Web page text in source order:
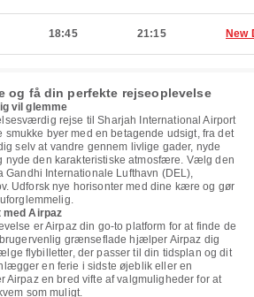
18:45 21:15 New
og få din perfekte rejseoplevelse
vil glemme
rejse til Sharjah International Airport
smukke byer med en betagende udsigt, fra det
selv at vandre gennem livlige gader, nyde
nyde den karakteristiske atmosfære. Vælg den
Gandhi Internationale Lufthavn (DEL),
Udforsk nye horisonter med dine kære og gør
med Airpaz
er Airpaz din go-to platform for at finde de
grænseflade hjælper Airpaz dig
flybilletter, der passer til din tidsplan og dit
en ferie i sidste øjeblik eller en
Airpaz en bred vifte af valgmuligheder for at
som muligt.